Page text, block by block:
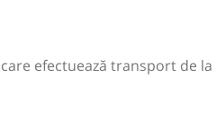
care efectuează transport de